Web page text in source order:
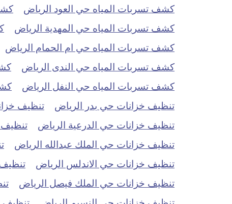
كشف تسربات المياه حي العود الرياض
كشف تسربات المياه حي المهدية الرياض
كشف تسربات المياه حي ام الحمام الرياض
كشف تسربات المياه حي الندى الرياض
كشف تسربات المياه حي النفل الرياض
تنظيف خزانات حي بدر الرياض
تنظيف
تنظيف خزانات حي الدرعية الرياض
تنظيف
تنظيف خزانات حي الملك عبدالله الرياض
تنظيف خزانات حي الاندلس الرياض
تنظيف خزانات حي الملك فيصل الرياض